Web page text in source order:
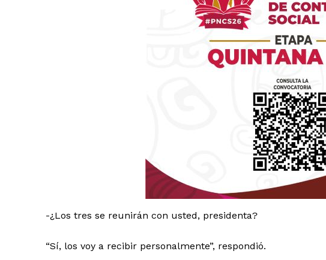
Luces
Del Siglo
-¿Los tres se reunirán con usted, presidenta?
“Sí, los voy a recibir personalmente”, respondió.